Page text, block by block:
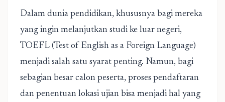
Dalam dunia pendidikan, khususnya bagi mereka
yang ingin melanjutkan studi ke luar negeri,
TOEFL (Test of English as a Foreign Language)
menjadi salah satu syarat penting. Namun, bagi
sebagian besar calon peserta, proses pendaftaran
dan penentuan lokasi ujian bisa menjadi hal yang